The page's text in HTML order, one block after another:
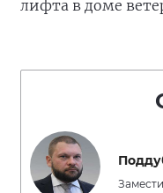
лифта в доме